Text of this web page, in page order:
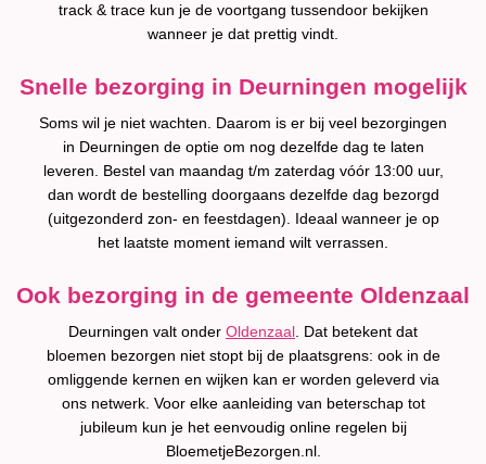
track & trace kun je de voortgang tussendoor bekijken
wanneer je dat prettig vindt.
Snelle bezorging in Deurningen mogelijk
Soms wil je niet wachten. Daarom is er bij veel bezorgingen
in Deurningen de optie om nog dezelfde dag te laten
leveren. Bestel van maandag t/m zaterdag vóór 13:00 uur,
dan wordt de bestelling doorgaans dezelfde dag bezorgd
(uitgezonderd zon- en feestdagen). Ideaal wanneer je op
het laatste moment iemand wilt verrassen.
Ook bezorging in de gemeente Oldenzaal
Deurningen valt onder Oldenzaal . Dat betekent dat
bloemen bezorgen niet stopt bij de plaatsgrens: ook in de
omliggende kernen en wijken kan er worden geleverd via
ons netwerk. Voor elke aanleiding van beterschap tot
jubileum kun je het eenvoudig online regelen bij
BloemetjeBezorgen.nl.